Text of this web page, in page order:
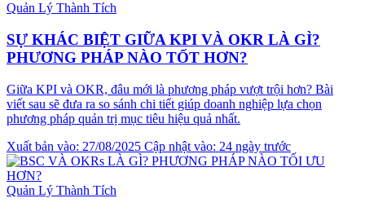
Quản Lý Thành Tích
SỰ KHÁC BIỆT GIỮA KPI VÀ OKR LÀ GÌ?
PHƯƠNG PHÁP NÀO TỐT HƠN?
Giữa KPI và OKR, đâu mới là phương pháp vượt trội hơn? Bài
viết sau sẽ đưa ra so sánh chi tiết giúp doanh nghiệp lựa chọn
phương pháp quản trị mục tiêu hiệu quả nhất.
Xuất bản vào: 27/08/2025 Cập nhật vào: 24 ngày trước
Quản Lý Thành Tích